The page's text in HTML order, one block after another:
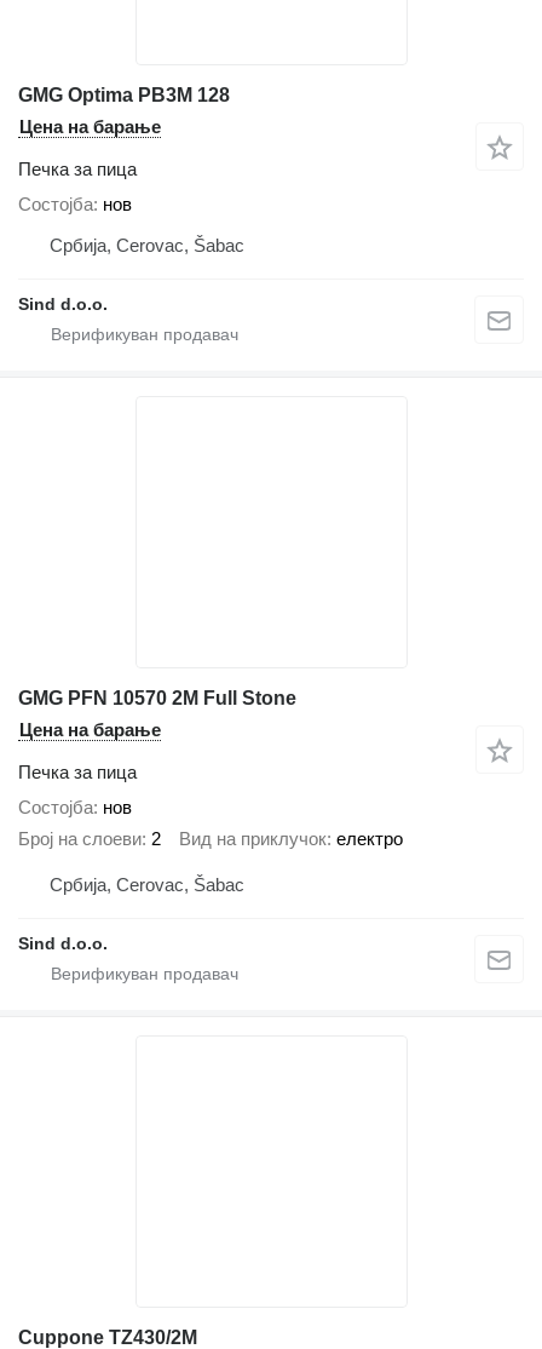
GMG Optima PB3M 128
Цена на барање
Печка за пица
Состојба нов
Србија, Cerovac, Šabac
Sind d.o.o.
GMG PFN 10570 2M Full Stone
Цена на барање
Печка за пица
Состојба нов
Број на слоеви 2 Вид на приклучок електро
Србија, Cerovac, Šabac
Sind d.o.o.
Cuppone TZ430/2M